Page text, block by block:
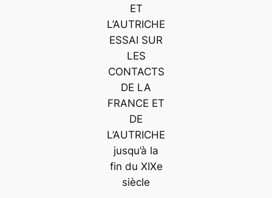
ET
L’AUTRICHE
ESSAI SUR
LES
CONTACTS
DE LA
FRANCE ET
DE
L’AUTRICHE
jusqu’à la
fin du XIXe
siècle